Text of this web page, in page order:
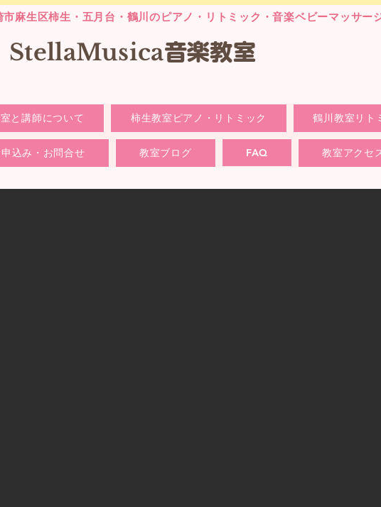
市麻生区柿生・五月台・鶴川のピアノ・リトミック・音楽ベビーマッサ
​StellaMusica音楽教室
と講師について 柿生教室ピアノ・リトミック 鶴川教室リト
込み・お問合せ 教室ブログ FAQ 教室アクセ